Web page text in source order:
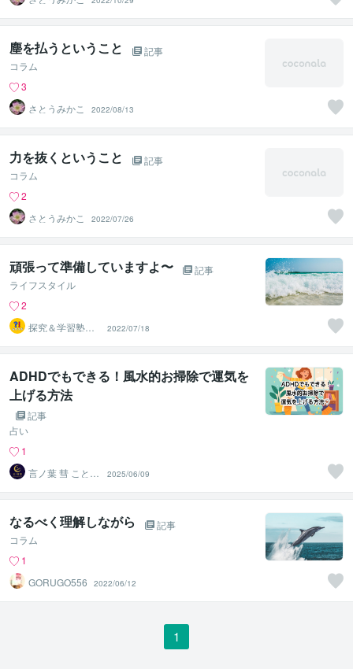
塵を払うということ
記事
コラム
3
さとうみかこ
2022/08/13
力を抜くということ
記事
コラム
2
さとうみかこ
2022/07/26
頑張って準備していますよ〜
記事
ライフスタイル
2
探究＆学習塾｜
なぜラボ
2022/07/18
ADHDでもできる！風水的お掃除で運気を
上げる方法
記事
占い
1
言ノ葉 彗 ことの
は すい
2025/06/09
なるべく理解しながら
記事
コラム
1
GORUGO556
2022/06/12
1